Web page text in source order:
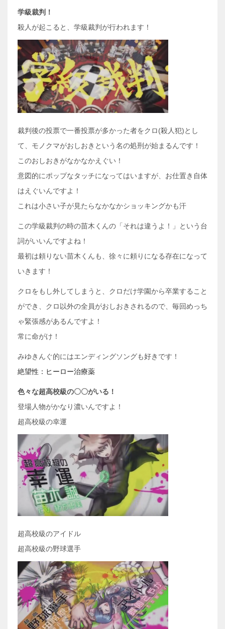
学級裁判！
殺人が起こると、学級裁判が行われます！
裁判後の投票で一番投票が多かった者をクロ(殺人犯)とし
て、モノクマがおしおきという名の処刑が始まるんです！
このおしおきがなかなかえぐい！
意図的にポップなタッチになってはいますが、お仕置き自体
はえぐいんですよ！
これは小さい子が見たらなかなかショッキングかも汗
この学級裁判の時の苗木くんの「それは違うよ！」という台
詞がいいんですよね！
最初は頼りない苗木くんも、徐々に頼りになる存在になって
いきます！
クロをもし外してしまうと、クロだけ学園から卒業すること
ができ、クロ以外の全員がおしおきされるので、毎回めっち
ゃ緊張感があるんですよ！
常に命がけ！
みゆきんぐ的にはエンディングソングも好きです！
絶望性：ヒーロー治療薬
色々な超高校級の〇〇がいる！
登場人物がかなり濃いんですよ！
超高校級の幸運
超高校級のアイドル
超高校級の野球選手